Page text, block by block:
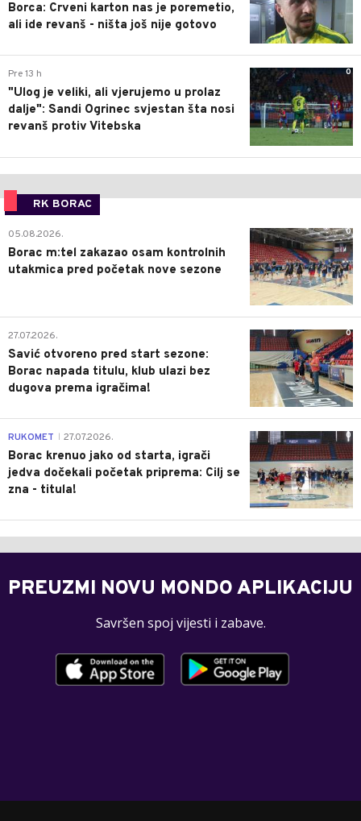
Borca: Crveni karton nas je poremetio,
ali ide revanš - ništa još nije gotovo
0
Pre 13 h
"Ulog je veliki, ali vjerujemo u prolaz
dalje": Sandi Ogrinec svjestan šta nosi
revanš protiv Vitebska
RK BORAC
0
05.08.2026.
Borac m:tel zakazao osam kontrolnih
utakmica pred početak nove sezone
0
27.07.2026.
Savić otvoreno pred start sezone:
Borac napada titulu, klub ulazi bez
dugova prema igračima!
0
RUKOMET 27.07.2026.
Borac krenuo jako od starta, igrači
jedva dočekali početak priprema: Cilj se
zna - titula!
PREUZMI NOVU MONDO APLIKACIJU
Savršen spoj vijesti i zabave.